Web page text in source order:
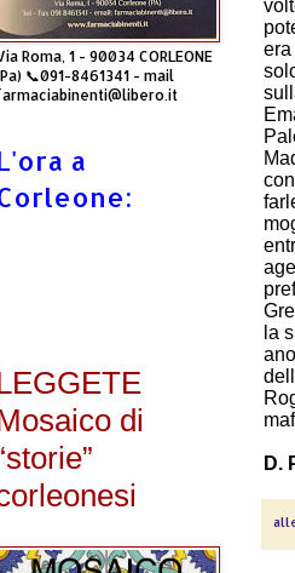
era
la
D.
Roma, 1 - 90034 CORLEONE
📞091-8461341 - mail
a
di